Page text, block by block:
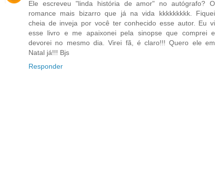
Ele escreveu "linda história de amor" no autógrafo? O
romance mais bizarro que já na vida kkkkkkkkk. Fiquei
cheia de inveja por você ter conhecido esse autor. Eu vi
esse livro e me apaixonei pela sinopse que comprei e
devorei no mesmo dia. Virei fã, é claro!!! Quero ele em
Natal já!!! Bjs
Responder